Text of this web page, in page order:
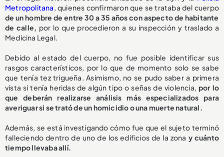
Metropolitana, quienes confirmaron que se trataba del cuerpo
de un hombre de entre 30 a 35 años con aspecto de habitante
de calle, por lo que procedieron a su inspección y traslado a
Medicina Legal.
Debido al estado del cuerpo, no fue posible identificar sus
rasgos característicos, por lo que de momento solo se sabe
que tenía tez trigueña. Asimismo, no se pudo saber a primera
vista si tenía heridas de algún tipo o señas de violencia, por lo
que deberán realizarse análisis más especializados para
averiguar si se trató de un homicidio o una muerte natural.
Además, se está investigando cómo fue que el sujeto terminó
falleciendo dentro de uno de los edificios de la zona y cuánto
tiempo llevaba allí.